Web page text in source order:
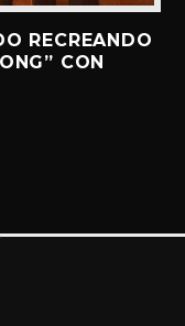
RECREANDO
CON